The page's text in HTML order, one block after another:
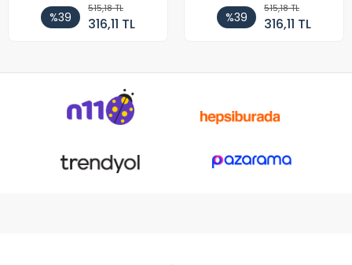
%39
515,18 TL
316,11 TL %39
515,18 TL
316,11 TL